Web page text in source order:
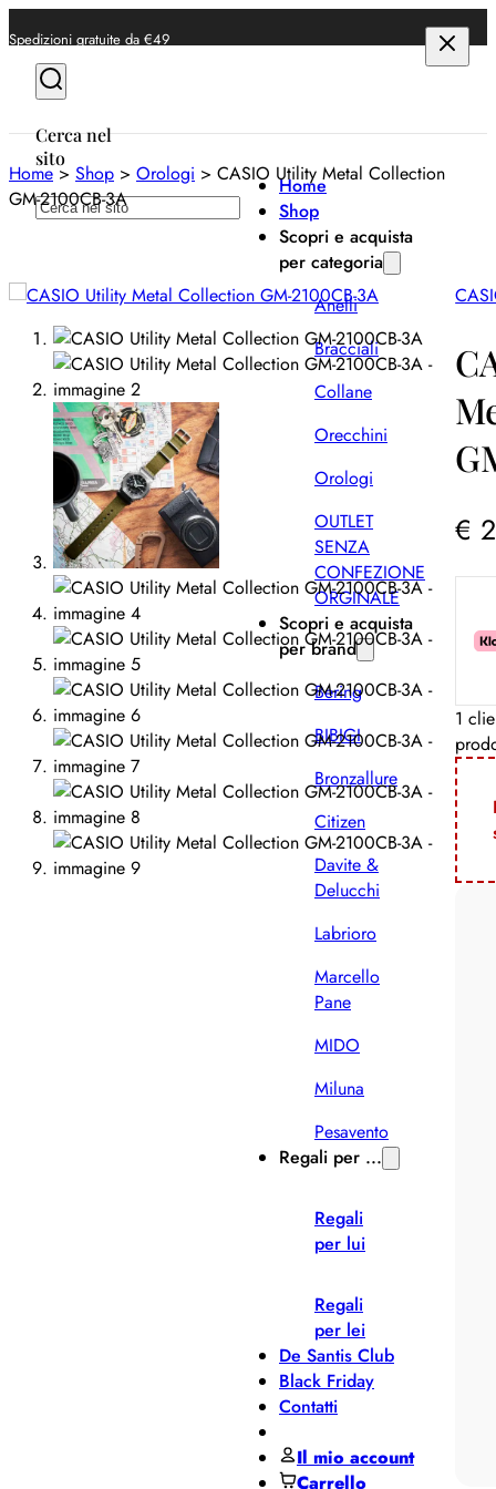
Spedizioni gratuite da €49
Cerca nel
sito
Cerca
Home
Shop
Scopri e acquista
per categoria
Anelli
Bracciali
Collane
Orecchini
Orologi
OUTLET
SENZA
CONFEZIONE
ORGINALE
Scopri e acquista
per brand
Bering
BIBIGI
Bronzallure
Citizen
Davite &
Delucchi
Labrioro
Marcello
Pane
MIDO
Miluna
Pesavento
Regali per ...
Regali
per lui
Regali
per lei
De Santis Club
Black Friday
Contatti
Il mio account
Carrello
Home> Shop > Orologi > CASIO Utility Metal Collection
GM-2100CB-3A
€
1